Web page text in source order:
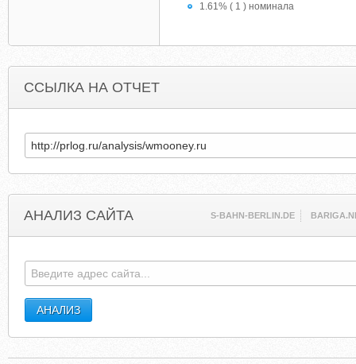
1.61% ( 1 ) номинала
ССЫЛКА НА ОТЧЕТ
АНАЛИЗ САЙТА S-BAHN-BERLIN.DE